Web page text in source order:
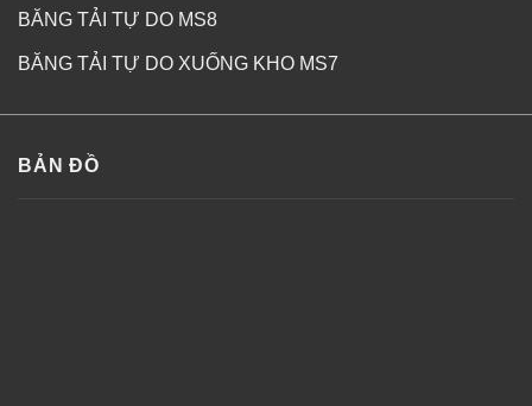
BĂNG TẢI TỰ DO MS8
BĂNG TẢI TỰ DO XUỐNG KHO MS7
BẢN ĐỒ